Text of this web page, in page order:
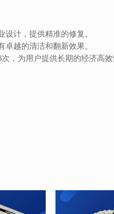
计，提供精准的修复。
越的清洁和翻新效果。
，为用户提供长期的经济高